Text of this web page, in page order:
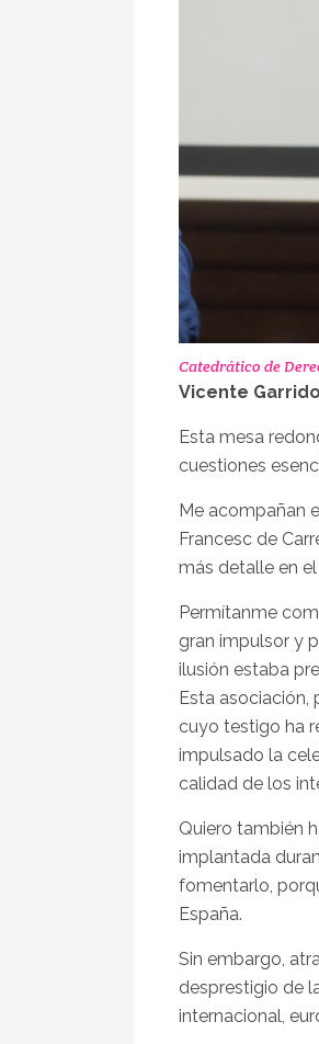
Catedrático de
Vicente
Esta mesa
cuestiones
Me acompañan
Francesc de
más detalle en
Permítanme
gran impulsor y
ilusión estaba
Esta
cuyo testigo ha
impulsado la
calidad de los
Quiero también
implantada
fomentarlo,
España.
Sin embargo,
desprestigio de
internacional,